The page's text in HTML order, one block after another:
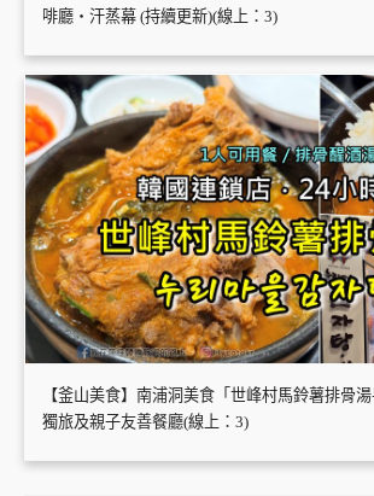
啡廳・汗蒸幕 (持續更新)(線上：3)
【釜山美食】南浦洞美食「世峰村馬鈴薯排骨湯
獨旅及親子友善餐廳(線上：3)